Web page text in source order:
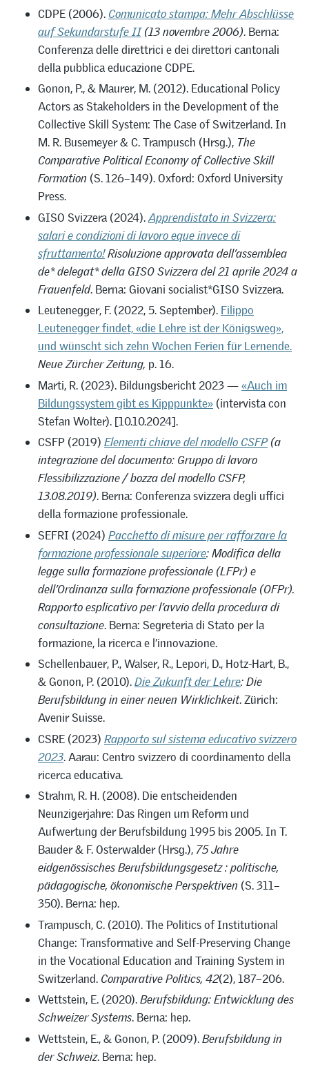
CDPE (2006). Comunicato stampa: Mehr Abschlüsse
auf Sekundarstufe II(13 novembre 2006). Berna:
Conferenza delle direttrici e dei direttori cantonali
della pubblica educazione CDPE.
Gonon, P., & Maurer, M. (2012). Educational Policy
Actors as Stakeholders in the Development of the
Collective Skill System: The Case of Switzerland. In
M. R. Busemeyer & C. Trampusch (Hrsg.), The
Comparative Political Economy of Collective Skill
Formation (S. 126–149). Oxford: Oxford University
Press.
GISO Svizzera (2024).Apprendistato in Svizzera:
salari e condizioni di lavoro eque invece di
sfruttamento!Risoluzione approvata dell’assemblea
de* delegat* della GISO Svizzera del 21 aprile 2024 a
Frauenfeld. Berna: Giovani socialist*GISO Svizzera.
Leutenegger, F. (2022, 5. September). Filippo
Leutenegger findet, «die Lehre ist der Königsweg»,
und wünscht sich zehn Wochen Ferien für Lernende.
Neue Zürcher Zeitung, p. 16.
Marti, R. (2023). Bildungsbericht 2023 —«Auch im
Bildungssystem gibt es Kipppunkte» (intervista con
Stefan Wolter). [10.10.2024].
CSFP (2019) Elementi chiave del modello CSFP(a
integrazione del documento: Gruppo di lavoro
Flessibilizzazione / bozza del modello CSFP,
13.08.2019). Berna: Conferenza svizzera degli uffici
della formazione professionale.
SEFRI (2024) Pacchetto di misure per rafforzare la
formazione professionale superiore: Modifica della
legge sulla formazione professionale (LFPr) e
dell’Ordinanza sulla formazione professionale (OFPr).
Rapporto esplicativo per l’avvio della procedura di
consultazione. Berna: Segreteria di Stato per la
formazione, la ricerca e l’innovazione.
Schellenbauer, P., Walser, R., Lepori, D., Hotz-Hart, B.,
& Gonon, P. (2010).Die Zukunft der Lehre: Die
Berufsbildung in einer neuen Wirklichkeit. Zürich:
Avenir Suisse.
CSRE (2023) Rapporto sul sistema educativo svizzero
2023. Aarau: Centro svizzero di coordinamento della
ricerca educativa.
Strahm, R. H. (2008). Die entscheidenden
Neunzigerjahre: Das Ringen um Reform und
Aufwertung der Berufsbildung 1995 bis 2005. In T.
Bauder & F. Osterwalder (Hrsg.), 75 Jahre
eidgenössisches Berufsbildungsgesetz : politische,
pädagogische, ökonomische Perspektiven (S. 311–
350). Berna: hep.
Trampusch, C. (2010). The Politics of Institutional
Change: Transformative and Self-Preserving Change
in the Vocational Education and Training System in
Switzerland. Comparative Politics, 42(2), 187–206.
Wettstein, E. (2020).Berufsbildung: Entwicklung des
Schweizer Systems. Berna: hep.
Wettstein, E., & Gonon, P. (2009).Berufsbildung in
der Schweiz. Berna: hep.